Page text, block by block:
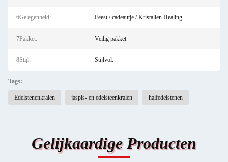
6Gelegenheid: Feest / cadeautje / Kristallen Healing
7Pakket: Veilig pakket
8Stijl: Stijlvol.
Tags:
Edelstenenkralen jaspis- en edelsteenkralen halfedelstenen
Gelijkaardige Producten